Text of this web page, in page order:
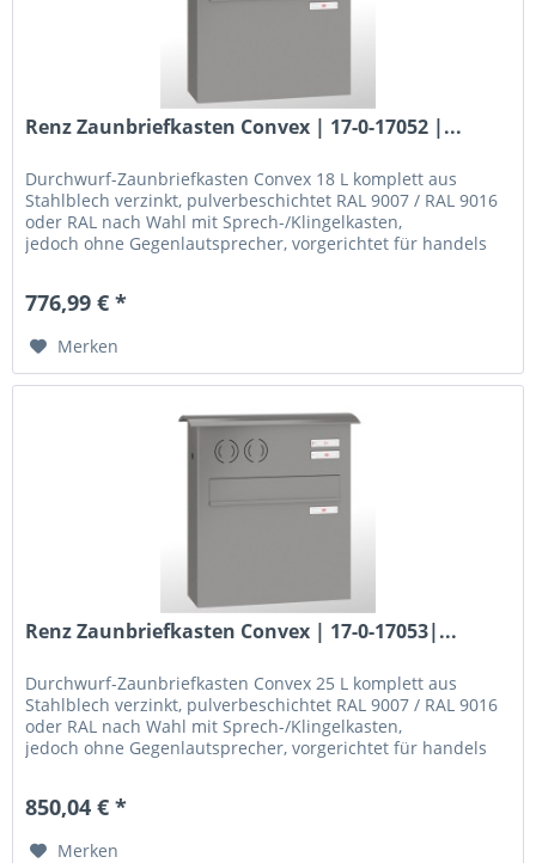
Renz Zaunbriefkasten Convex | 17-0-17052 |...
Durchwurf-Zaunbriefkasten Convex 18 L komplett aus
Stahlblech verzinkt, pulverbeschichtet RAL 9007 / RAL 9016
oder RAL nach Wahl mit Sprech-/Klingelkasten,
jedoch ohne Gegenlautsprecher, vorgerichtet für handels
776,99 € *
Merken
Renz Zaunbriefkasten Convex | 17-0-17053|...
Durchwurf-Zaunbriefkasten Convex 25 L komplett aus
Stahlblech verzinkt, pulverbeschichtet RAL 9007 / RAL 9016
oder RAL nach Wahl mit Sprech-/Klingelkasten,
jedoch ohne Gegenlautsprecher, vorgerichtet für handels
850,04 € *
Merken